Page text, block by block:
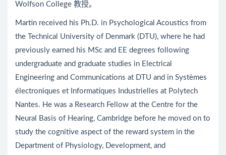
Wolfson College 教授。
Martin received his Ph.D. in Psychological Acoustics from
the Technical University of Denmark (DTU), where he had
previously earned his MSc and EE degrees following
undergraduate and graduate studies in Electrical
Engineering and Communications at DTU and in Systèmes
électroniques et Informatiques Industrielles at Polytech
Nantes. He was a Research Fellow at the Centre for the
Neural Basis of Hearing, Cambridge before he moved on to
study the cognitive aspect of the reward system in the
Department of Physiology, Development, and